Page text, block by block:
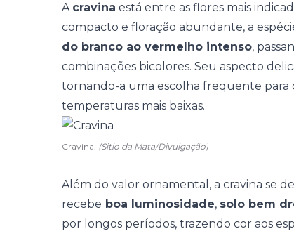
A cravina está entre as flores mais
compacto e floração abundante, a
do branco ao vermelho intenso,
combinações bicolores. Seu aspecto
tornando-a uma escolha frequente para
temperaturas mais baixas.
Cravina. (Sitio da Mata/Divulgação)
Além do valor ornamental, a cravina se
recebe boa luminosidade, solo bem
por longos períodos, trazendo cor aos